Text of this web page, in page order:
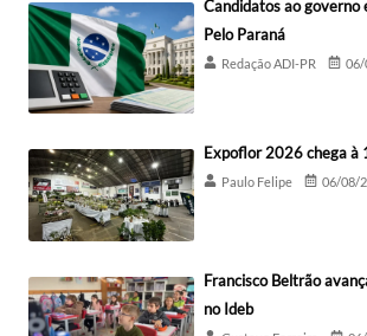
Candidatos ao governo
Pelo Paraná
Redação ADI-PR 06/
Expoflor 2026 chega à
Paulo Felipe 06/08/
Francisco Beltrão
no Ideb